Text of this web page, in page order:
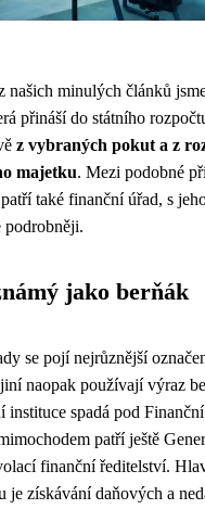
našich minulých článků
přináší do státního
z vybraných pokut a z
majetku. Mezi podobné
také finanční úřad, s
podrobněji.
jako berňák
se pojí nejrůznější
naopak používají výraz
instituce spadá pod
patří ještě
finanční ředitelství.
je získávání daňových a